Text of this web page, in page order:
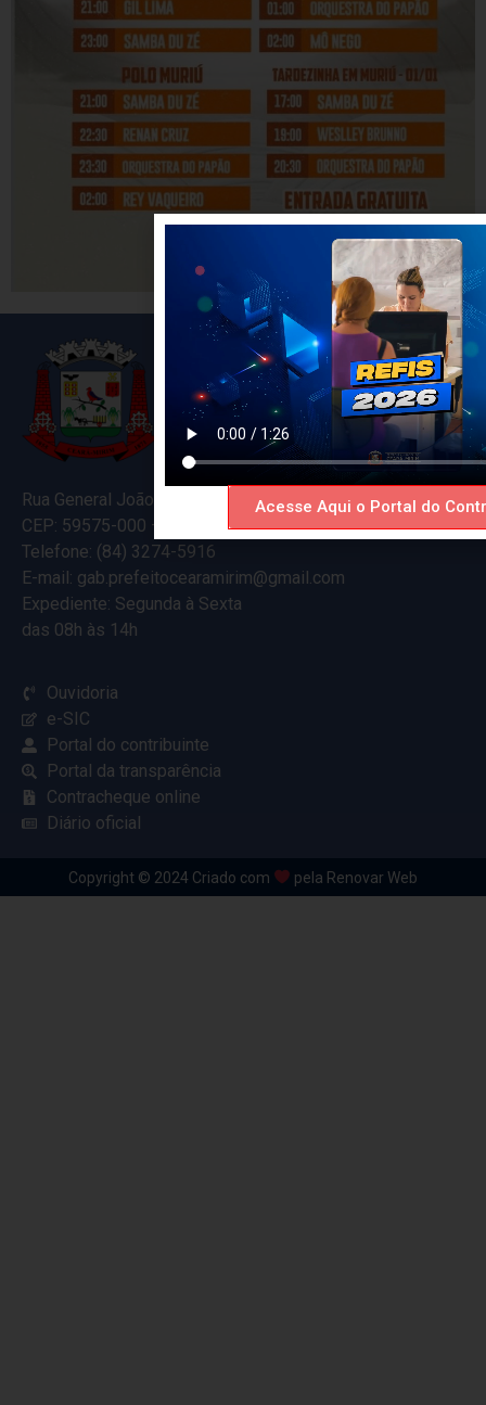
Rua General João Varela, 635
CEP: 59575-000 – Ceará-Mirim – RN
Telefone: (84) 3274-5916
E-mail: gab.prefeitocearamirim@gmail.com
Expediente: Segunda à Sexta
das 08h às 14h
Ouvidoria
e-SIC
Portal do contribuinte
Portal da transparência
Contracheque online
Diário oficial
Copyright © 2024 Criado com pela Renovar Web
Acesse Aqui o Portal do